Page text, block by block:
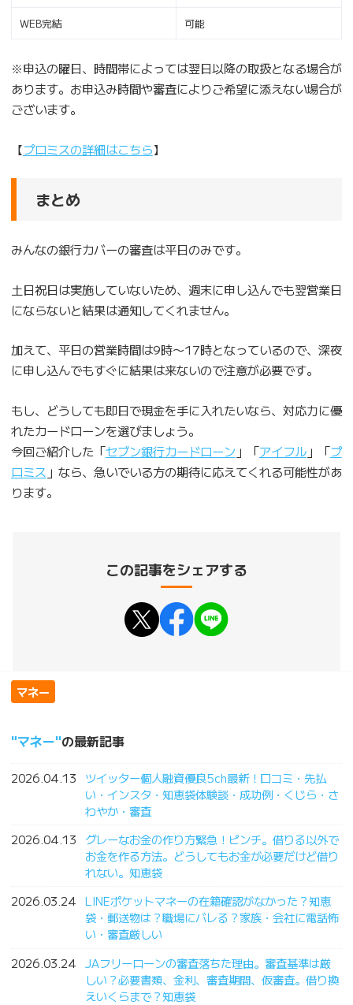
WEB完結 可能
※申込の曜日、時間帯によっては翌日以降の取扱となる場合が
あります。お申込み時間や審査によりご希望に添えない場合が
ございます。
【プロミスの詳細はこちら】
まとめ
みんなの銀行カバーの審査は平日のみです。
土日祝日は実施していないため、週末に申し込んでも翌営業日
にならないと結果は通知してくれません。
加えて、平日の営業時間は9時〜17時となっているので、深夜
に申し込んでもすぐに結果は来ないので注意が必要です。
もし、どうしても即日で現金を手に入れたいなら、対応力に優
れたカードローンを選びましょう。
今回ご紹介した「セブン銀行カードローン 」「アイフル」「プ
ロミス 」なら、急いでいる方の期待に応えてくれる可能性があ
ります。
この記事をシェアする
マネー
マネー の最新記事
2026.04.13
ツイッター個人融資優良5ch最新！口コミ・先払
い・インスタ・知恵袋体験談・成功例・くじら・さ
わやか・審査
2026.04.13
グレーなお金の作り方緊急！ピンチ。借りる以外で
お金を作る方法。どうしてもお金が必要だけど借り
れない。知恵袋
2026.03.24 LINEポケットマネーの在籍確認がなかった？知恵
袋・郵送物は？職場にバレる？家族・会社に電話怖
い・審査厳しい
2026.03.24 JAフリーローンの審査落ちた理由。審査基準は厳
しい？必要書類、金利、審査期間、仮審査。借り換
えいくらまで？知恵袋